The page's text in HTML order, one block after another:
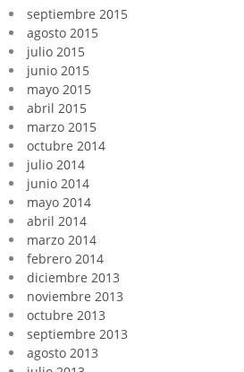
septiembre 2015
agosto 2015
julio 2015
junio 2015
mayo 2015
abril 2015
marzo 2015
octubre 2014
julio 2014
junio 2014
mayo 2014
abril 2014
marzo 2014
febrero 2014
diciembre 2013
noviembre 2013
octubre 2013
septiembre 2013
agosto 2013